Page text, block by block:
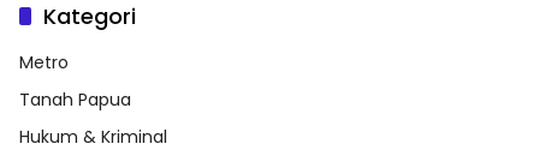
Kategori
Metro
Tanah Papua
Hukum & Kriminal